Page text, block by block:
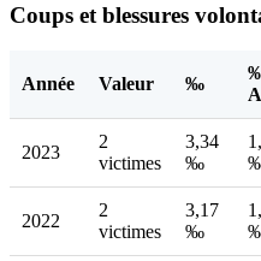
Coups et blessures
Année Valeur ‰
2023
2
victimes
3,34
‰
2022
2
victimes
3,17
‰